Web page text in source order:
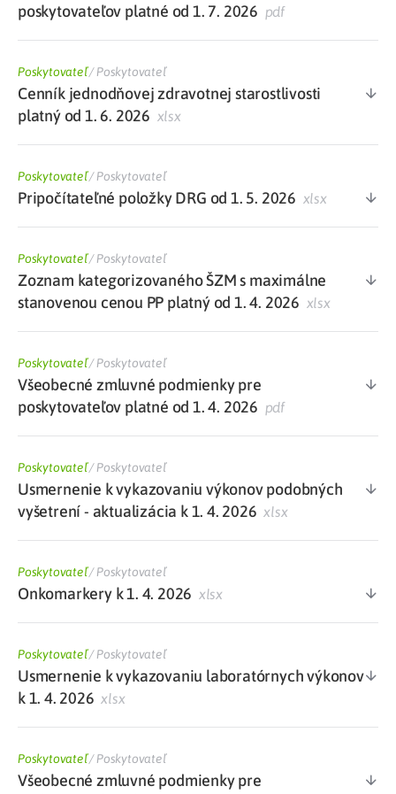
poskytovateľov platné od 1. 7. 2026 pdf
Poskytovateľ/Poskytovateľ
Cenník jednodňovej zdravotnej starostlivosti
platný od 1. 6. 2026 xlsx
Poskytovateľ/Poskytovateľ
Pripočítateľné položky DRG od 1. 5. 2026 xlsx
Poskytovateľ/Poskytovateľ
Zoznam kategorizovaného ŠZM s maximálne
stanovenou cenou PP platný od 1. 4. 2026 xlsx
Poskytovateľ/Poskytovateľ
Všeobecné zmluvné podmienky pre
poskytovateľov platné od 1. 4. 2026 pdf
Poskytovateľ/Poskytovateľ
Usmernenie k vykazovaniu výkonov podobných
vyšetrení - aktualizácia k 1. 4. 2026 xlsx
Poskytovateľ/Poskytovateľ
Onkomarkery k 1. 4. 2026 xlsx
Poskytovateľ/Poskytovateľ
Usmernenie k vykazovaniu laboratórnych výkonov
k 1. 4. 2026 xlsx
Poskytovateľ/Poskytovateľ
Všeobecné zmluvné podmienky pre